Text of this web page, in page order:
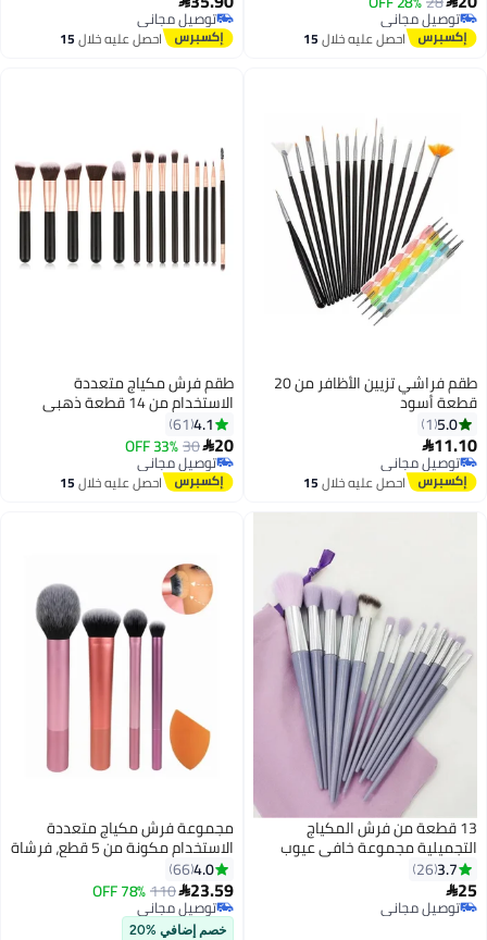
توصيل مجاني
توصيل مجانياحصل عليه خلال15
اغسطس
مانيكير وباديكير.
توصيل مجاني
توصيل مجانياحصل عليه خلال15
اغسطس
طقم فراشي تزيين الأظافر من 20
قطعة أسود
5.0
1
11.10
توصيل مجاني
توصيل مجانياحصل عليه خلال15
طقم فرش مكياج متعددة
الاستخدام من 14 قطعة ذهبي
وردي/أسود
4.1
61
20
30
33% OFF
توصيل مجاني
توصيل مجانياحصل عليه خلال15
5
13 قطعة من فرش المكياج
التجميلية مجموعة خافي عيوب
الأساس وظلال العيون الحاجب /
فرشاة تحديد العين / فرش كونتور
العين
3.7
26
25
توصيل مجاني
توصيل مجاني
مجموعة فرش مكياج متعددة
الاستخدام مكونة من 5 قطع، فرشاة
كريم أساس وأحمر الخدود وخافي
عيوب العين، متعددة الألوان
4.0
66
23.59
110
78% OFF
توصيل مجاني
توصيل مجاني
خصم إضافي %20